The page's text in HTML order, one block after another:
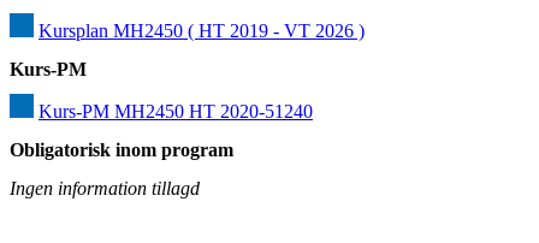
Kursplan MH2450 ( HT 2019 - VT 2026 )
Kurs-PM
Kurs-PM MH2450 HT 2020-51240
Obligatorisk inom program
Ingen information tillagd